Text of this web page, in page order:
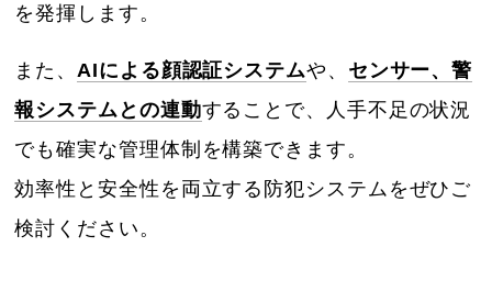
を発揮します。
また、 AIによる顔認証システムや、 センサー、警
報システムとの連動することで、人手不足の状況
でも確実な管理体制を構築できます。
効率性と安全性を両立する防犯システムをぜひご
検討ください。